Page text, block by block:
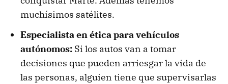
muchísimos satélites.
Especialista en ética para vehículos
autónomos: Si los autos van a tomar
decisiones que pueden arriesgar la vida de
las personas, alguien tiene que supervisarlas